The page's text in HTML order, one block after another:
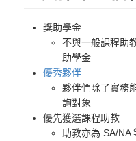
獎助學金
不與一般課程助
助學金
優秀夥伴
夥伴們除了實務
詢對象
優先獲選課程助教
助教亦為 SA/NA